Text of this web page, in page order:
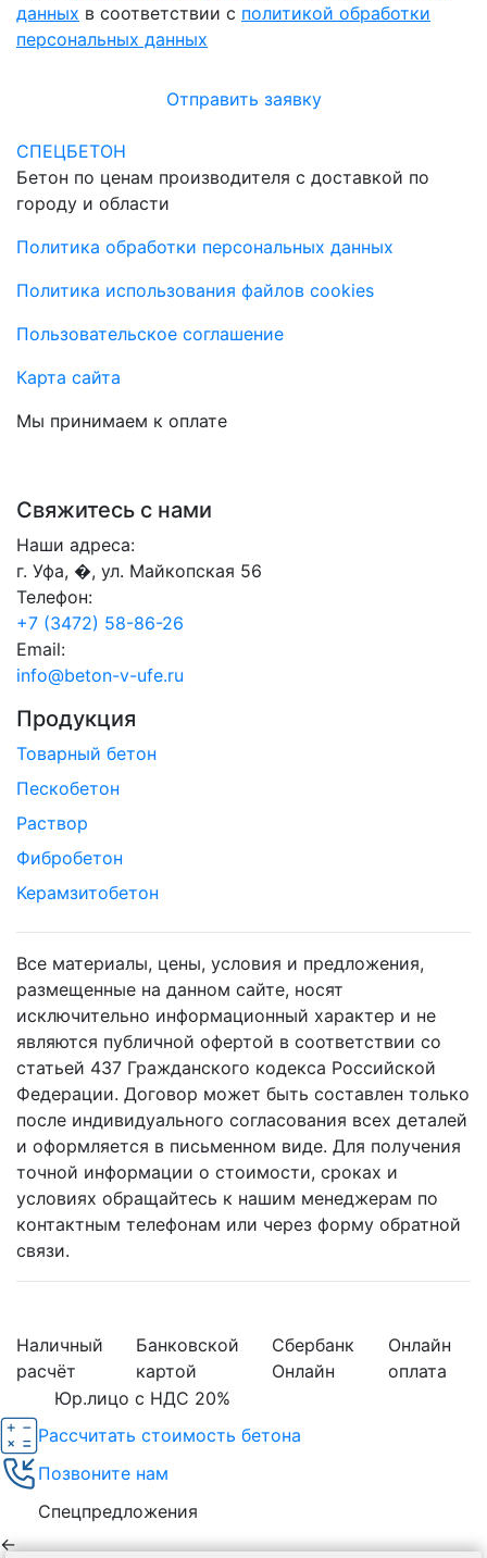
данных в соответствии с политикой обработки
персональных данных
Отправить заявку
СПЕЦБЕТОН
Бетон по ценам производителя с доставкой по
городу и области
Политика обработки персональных данных
Политика использования файлов cookies
Пользовательское соглашение
Карта сайта
Мы принимаем к оплате
Свяжитесь с нами
Наши адреса:
г. Уфа, �, ул. Майкопская 56
Телефон:
+7 (3472) 58-86-26
Email:
info@beton-v-ufe.ru
Продукция
Товарный бетон
Пескобетон
Раствор
Фибробетон
Керамзитобетон
Все материалы, цены, условия и предложения,
размещенные на данном сайте, носят
исключительно информационный характер и не
являются публичной офертой в соответствии со
статьей 437 Гражданского кодекса Российской
Федерации. Договор может быть составлен только
после индивидуального согласования всех деталей
и оформляется в письменном виде. Для получения
точной информации о стоимости, сроках и
условиях обращайтесь к нашим менеджерам по
контактным телефонам или через форму обратной
связи.
Наличный
расчёт
Банковской
картой
Сбербанк
Онлайн
Онлайн
оплата
Юр.лицо с НДС 20%
Рассчитать стоимость бетона
Позвоните нам
Спецпредложения
←